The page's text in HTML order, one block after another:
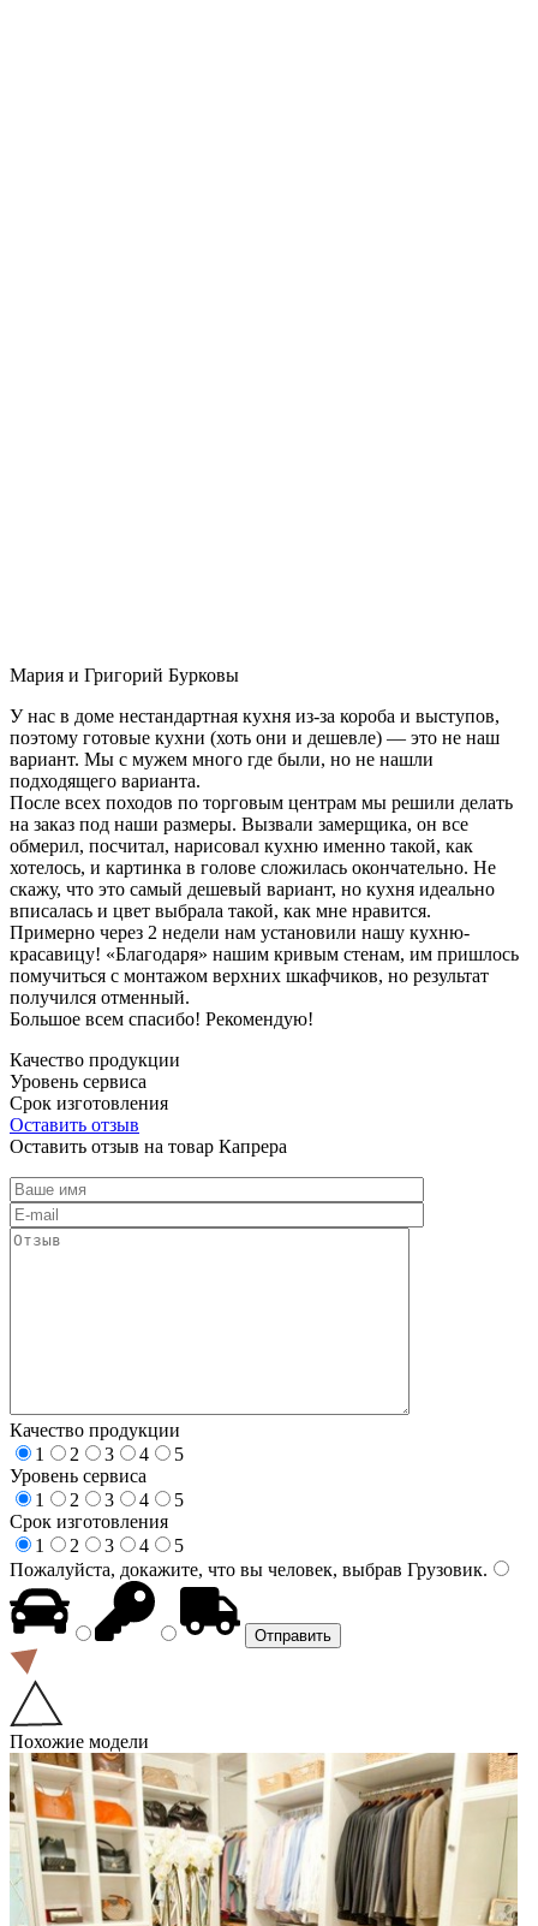
Мария и Григорий Бурковы
У нас в доме нестандартная кухня из-за короба и выступов,
поэтому готовые кухни (хоть они и дешевле) — это не наш
вариант. Мы с мужем много где были, но не нашли
подходящего варианта.
После всех походов по торговым центрам мы решили делать
на заказ под наши размеры. Вызвали замерщика, он все
обмерил, посчитал, нарисовал кухню именно такой, как
хотелось, и картинка в голове сложилась окончательно. Не
скажу, что это самый дешевый вариант, но кухня идеально
вписалась и цвет выбрала такой, как мне нравится.
Примерно через 2 недели нам установили нашу кухню-
красавицу! «Благодаря» нашим кривым стенам, им пришлось
помучиться с монтажом верхних шкафчиков, но результат
получился отменный.
Большое всем спасибо! Рекомендую!
Качество продукции
Уровень сервиса
Срок изготовления
Оставить отзыв
Оставить отзыв на товар Капрера
Качество продукции
1
2 3 4
5
Уровень сервиса
1
2 3 4
5
Срок изготовления
1
2 3 4
5
Пожалуйста, докажите, что вы человек, выбрав Грузовик.
Похожие модели